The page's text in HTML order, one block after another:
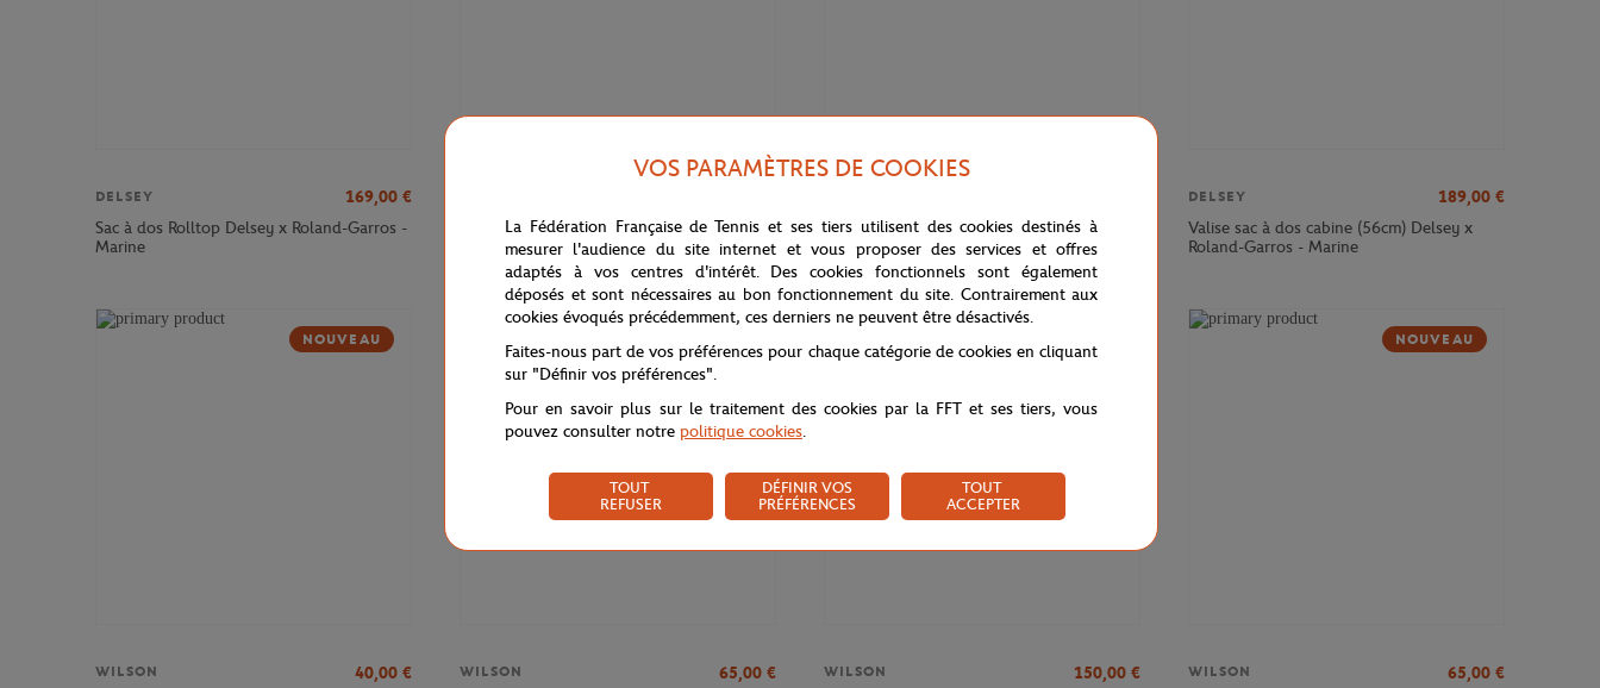
DELSEY 169,00 €
Sac à dos Rolltop Delsey x Roland-Garros -
Marine
Sac à dos Cadence Soft 14" Delsey x
Roland-Garros - Marine
Valise cabine Cadence (55cm) Delsey x
Roland-Garros - Marine
DELSEY 189,00 €
Valise sac à dos cabine (56cm) Delsey x
Roland-Garros - Marine
NOUVEAU
WILSON 40,00 €
WILSON 65,00 €
WILSON 150,00 €
NOUVEAU
WILSON 65,00 €
VOS PARAMÈTRES DE COOKIES
La Fédération Française de Tennis et ses tiers utilisent des cookies destinés à
mesurer l'audience du site internet et vous proposer des services et offres
adaptés à vos centres d'intérêt. Des cookies fonctionnels sont également
déposés et sont nécessaires au bon fonctionnement du site. Contrairement aux
cookies évoqués précédemment, ces derniers ne peuvent être désactivés.
Faites-nous part de vos préférences pour chaque catégorie de cookies en cliquant
sur "Définir vos préférences".
Pour en savoir plus sur le traitement des cookies par la FFT et ses tiers, vous
pouvez consulter notre politique cookies.
TOUT
REFUSER
DÉFINIR VOS
PRÉFÉRENCES
TOUT
ACCEPTER